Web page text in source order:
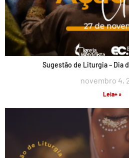
Sugestão de Liturgia – Dia
novembro 4,
Leia+ »